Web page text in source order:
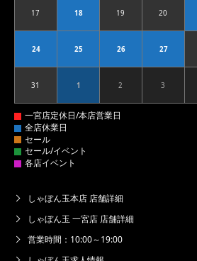
172026.08.17 182026.08.18 192026.08.19 202026.08.20
242026.08.24 252026.08.25 262026.08.26 272026.08.27
312026.08.31 12026.09.01 22026.09.02 32026.09.03
しゃぼん玉本店 店舗詳細
しゃぼん玉 一宮店 店舗詳細
営業時間：10:00～19:00